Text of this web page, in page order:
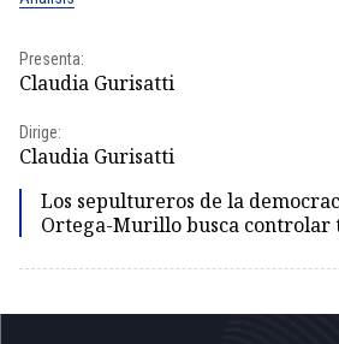
Presenta:
Claudia Gurisatti
Dirige:
Claudia Gurisatti
Los sepultureros de la
Ortega-Murillo busca controlar